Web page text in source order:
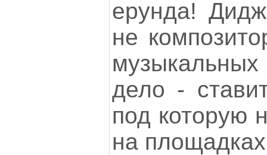
ерунда!
не
музыкальных
дело -
под которую
на